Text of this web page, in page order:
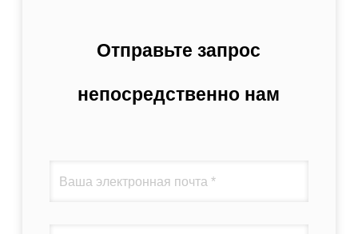
Отправьте запрос
непосредственно нам